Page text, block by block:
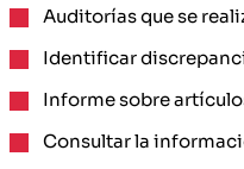
Auditorías que se
Identificar
Informe sobre
Consultar la